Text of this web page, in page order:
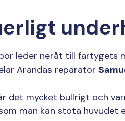
leder neråt till fartygets
Arandas reparatör
det mycket bullrigt och
man kan stöta huvudet